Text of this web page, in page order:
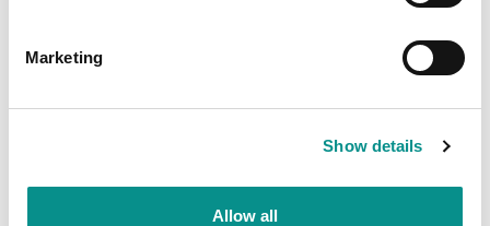
Marketing
Show details
Allow all
laden, de OWC Thunderbolt 4/USB-C kabel is test-
gecertificeerd om veilig tot 100W vermogen te leveren.